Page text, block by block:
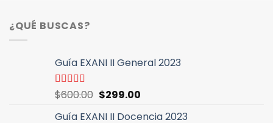
¿QUÉ BUSCAS?
Guía EXANI II General 2023
Valorado
con
5
$600.00 El
original
$299.00El
actual
Guía EXANI II Docencia 2023